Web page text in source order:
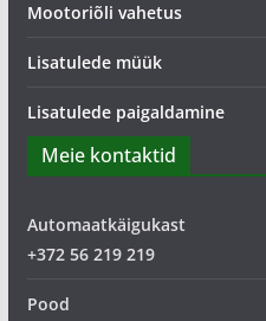
Mootoriõli vahetus
Lisatulede müük
Lisatulede paigaldamine
Meie kontaktid
Automaatkäigukast
+372 56 219 219
Pood